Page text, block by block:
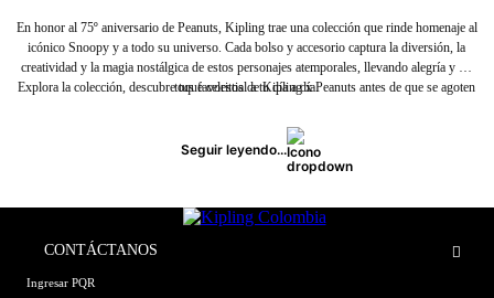
En honor al 75º aniversario de Peanuts, Kipling trae una colección que rinde homenaje al
icónico Snoopy y a todo su universo. Cada bolso y accesorio captura la diversión, la
creatividad y la magia nostálgica de estos personajes atemporales, llevando alegría y un
toque celestial a tu día a día.
Explora la colección, descubre tus favoritos de Kipling x Peanuts antes de que se agoten
Seguir leyendo...
CONTÁCTANOS
Ingresar PQR